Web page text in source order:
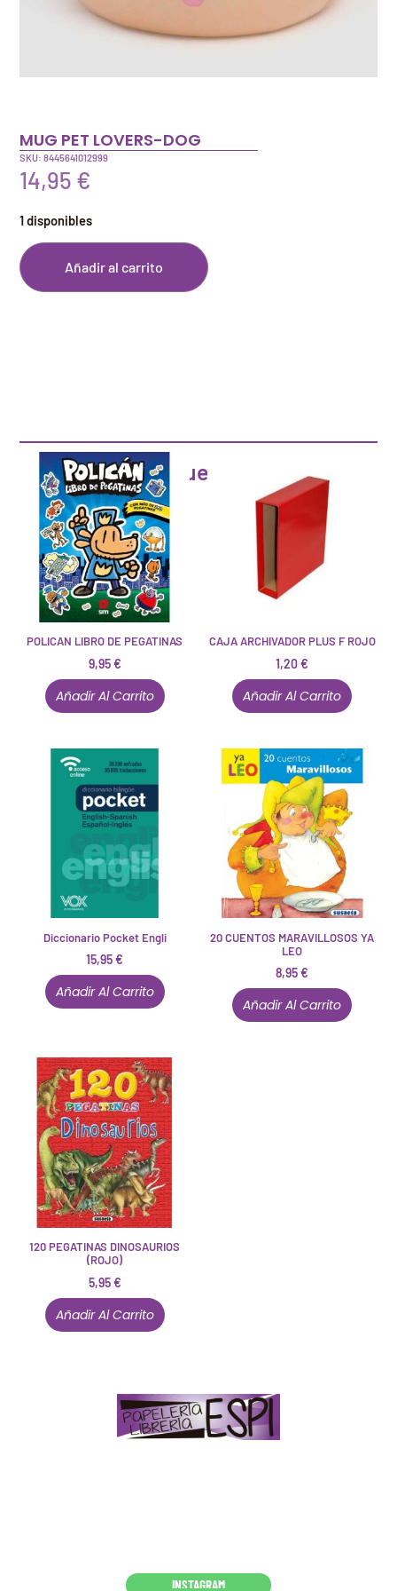
MUG PET LOVERS-DOG
SKU: 8445641012999
14,95 €
1 disponibles
Añadir al carrito
Artículos que pueden interesarte
POLICAN LIBRO DE PEGATINAS
9,95€
Añadir Al Carrito
CAJA ARCHIVADOR PLUS F ROJO
1,20€
Añadir Al Carrito
Diccionario Pocket Engli
15,95€
Añadir Al Carrito
20 CUENTOS MARAVILLOSOS YA
LEO
8,95€
Añadir Al Carrito
120 PEGATINAS DINOSAURIOS
(ROJO)
5,95€
Añadir Al Carrito
INSTAGRAM